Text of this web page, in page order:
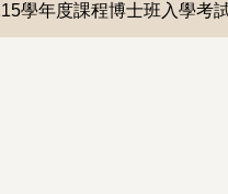
學年度課程博士班入學考